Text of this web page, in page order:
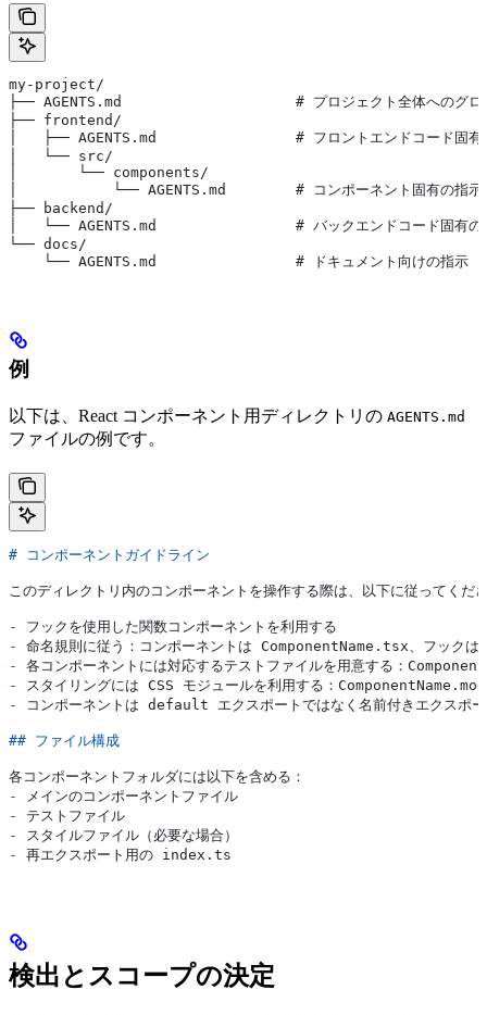
my-project/
├── AGENTS.md                    # プロジェクト全体へのグロー
├── frontend/
│   ├── AGENTS.md                # フロントエンドコード固有
│   └── src/
│       └── components/
│           └── AGENTS.md        # コンポーネント固有の指示
├── backend/
│   └── AGENTS.md                # バックエンドコード固有の
└── docs/
    └── AGENTS.md                # ドキュメント向けの指示
例
以下は、React コンポーネント用ディレクトリの AGENTS.md
ファイルの例です。
# コンポーネントガイドライン
このディレクトリ内のコンポーネントを操作する際は、以下に従ってくだ
-
フックを使用した関数コンポーネントを利用する
-
命名規則に従う：コンポーネントは ComponentName.tsx、フック
-
各コンポーネントには対応するテストファイルを用意する：
-
スタイリングには CSS モジュールを利用する：
-
コンポーネントは default エクスポートではなく名前付きエクスポー
## ファイル構成
各コンポーネントフォルダには以下を含める：
-
メインのコンポーネントファイル
-
テストファイル
-
スタイルファイル（必要な場合）
-
再エクスポート用の index.ts
検出とスコープの決定